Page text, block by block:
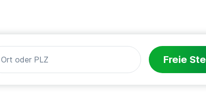
Freie